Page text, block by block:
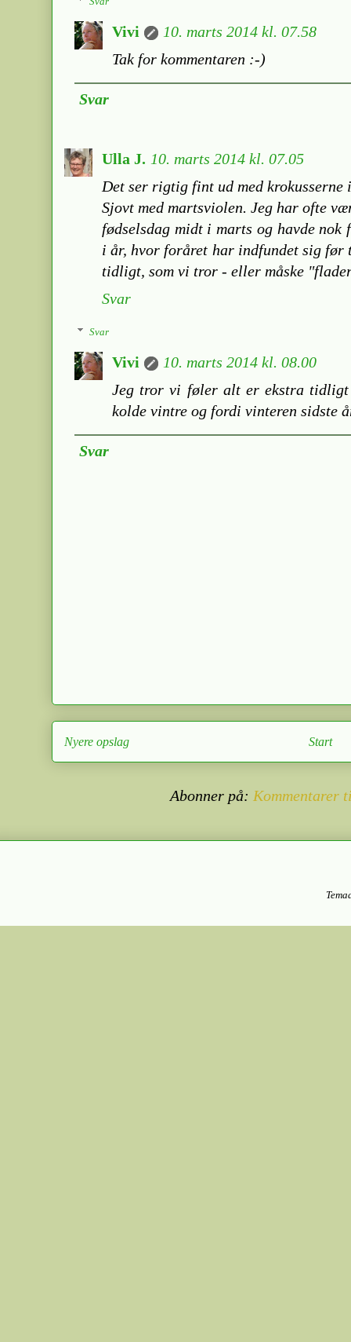
Vivi
10. marts 2014 kl. 07.58
Tak for kommentaren :-)
Svar
Ulla J. 10. marts 2014 kl. 07.05
Det ser rigtig fint ud med krokusserne
Sjovt med martsviolen. Jeg har ofte
fødselsdag midt i marts og havde
i år, hvor foråret har indfundet sig før
tidligt, som vi tror - eller måske
Svar
Svar
Vivi
10. marts 2014 kl. 08.00
Jeg tror vi føler alt er ekstra
kolde vintre og fordi vinteren sidste
Svar
Nyere opslag Start
Abonner på: Kommentarer